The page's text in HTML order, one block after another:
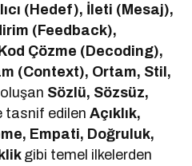
(Hedef), İleti (Mesaj),
(Feedback),
Çözme (Decoding),
(Context), Ortam, Stil,
Sözlü, Sözsüz,
tasnif edilenAçıklık,
Empati, Doğruluk,
gibi temel ilkelerden